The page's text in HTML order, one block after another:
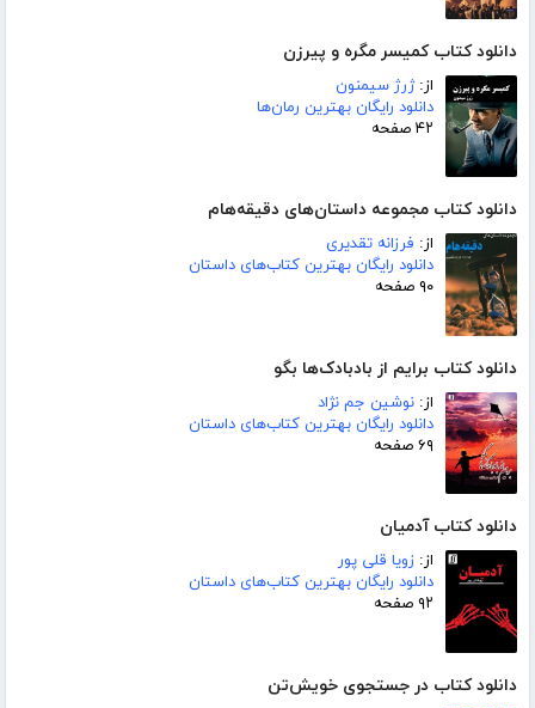
دانلود کتاب کمیسر مگره و پیرزن
از:ژرژ سیمنون
دانلود رایگان بهترین رمان‌ها
۴۲ صفحه
دانلود کتاب مجموعه داستان‌های دقیقه‌هام
از: فرزانه تقدیری
دانلود رایگان بهترین کتاب‌های داستان
۹۰ صفحه
دانلود کتاب برایم از بادبادک‌ها بگو
از: نوشین جم نژاد
دانلود رایگان بهترین کتاب‌های داستان
۶۹ صفحه
دانلود کتاب آدمیان
از: زویا قلی پور
دانلود رایگان بهترین کتاب‌های داستان
۹۲ صفحه
دانلود کتاب در جستجوی خویش‌تن